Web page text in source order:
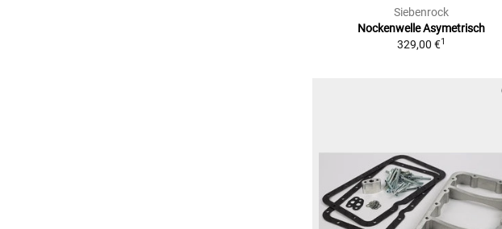
Siebenrock
Nockenwelle Asymetrisch
329,00 €1